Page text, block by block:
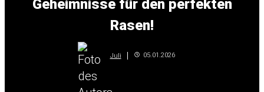
Geheimnisse für den perfekten
Rasen!
Juli 05.01.2026